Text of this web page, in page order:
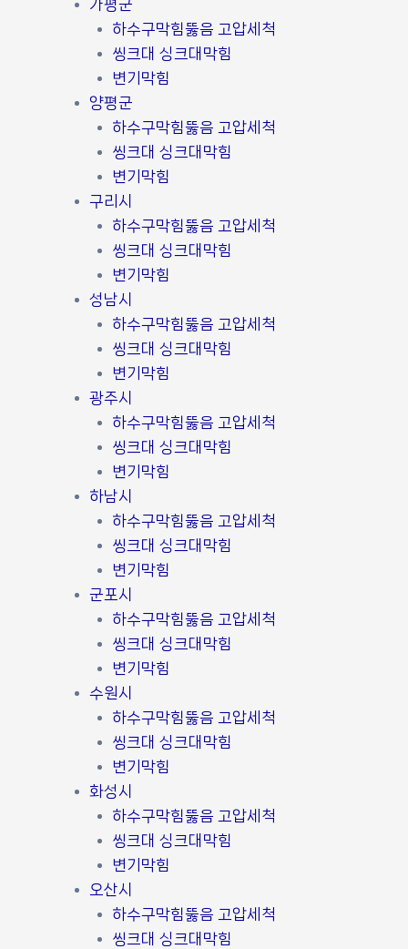
가평군
하수구막힘뚫음 고압세척
씽크대 싱크대막힘
변기막힘
양평군
하수구막힘뚫음 고압세척
씽크대 싱크대막힘
변기막힘
구리시
하수구막힘뚫음 고압세척
씽크대 싱크대막힘
변기막힘
성남시
하수구막힘뚫음 고압세척
씽크대 싱크대막힘
변기막힘
광주시
하수구막힘뚫음 고압세척
씽크대 싱크대막힘
변기막힘
하남시
하수구막힘뚫음 고압세척
씽크대 싱크대막힘
변기막힘
군포시
하수구막힘뚫음 고압세척
씽크대 싱크대막힘
변기막힘
수원시
하수구막힘뚫음 고압세척
씽크대 싱크대막힘
변기막힘
화성시
하수구막힘뚫음 고압세척
씽크대 싱크대막힘
변기막힘
오산시
하수구막힘뚫음 고압세척
씽크대 싱크대막힘